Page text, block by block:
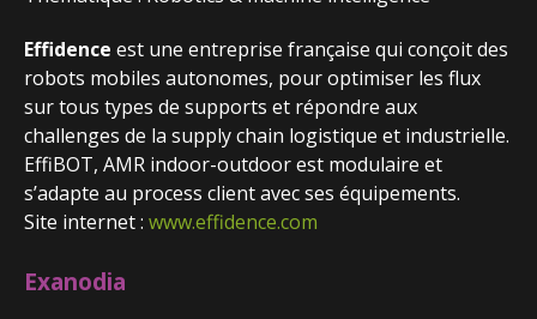
Effidence est une entreprise française qui conçoit des
robots mobiles autonomes, pour optimiser les flux
sur tous types de supports et répondre aux
challenges de la supply chain logistique et industrielle.
EffiBOT, AMR indoor-outdoor est modulaire et
s’adapte au process client avec ses équipements.
Site internet : www.effidence.com
Exanodia